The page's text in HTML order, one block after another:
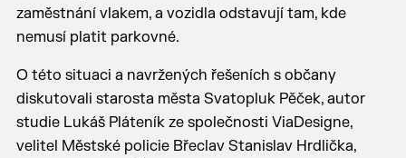
zaměstnání vlakem, a vozidla odstavují tam, kde
nemusí platit parkovné.
O této situaci a navržených řešeních s občany
diskutovali starosta města Svatopluk Pěček, autor
studie Lukáš Pláteník ze společnosti ViaDesigne,
velitel Městské policie Břeclav Stanislav Hrdlička,